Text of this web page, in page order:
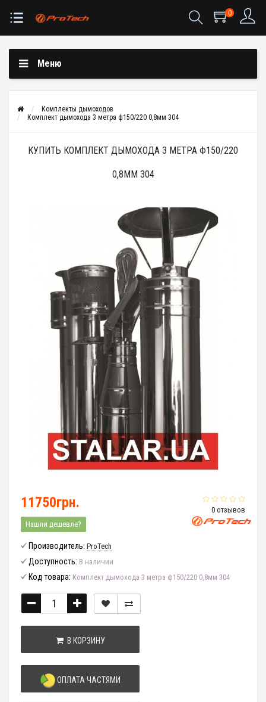
0
Меню
Комплекты дымоходов
Комплект дымохода 3 метра ф150/220 0,8мм 304
КУПИТЬ КОМПЛЕКТ ДЫМОХОДА 3 МЕТРА Ф150/220
0,8ММ 304
0 отзывов
11750грн.
Нашли дешевле?
Производитель: ProTech
Доступность: В наличии
Код товара: Комплект дымохода 3 метра ф150/220 0,8мм 304
В КОРЗИНУ
ОПЛАТА ЧАСТЯМИ